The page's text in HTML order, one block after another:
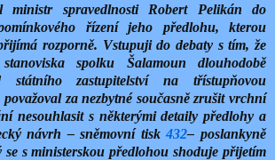
ministr spravedlnosti Robert Pelikán do
řízení jeho předlohu, kterou
rozporně. Vstupuji do debaty s tím, že
spolku Šalamoun dlouhodobě
státního zastupitelství na třístupňovou
za nezbytné současně zrušit vrchní
nesouhlasit s některými detaily předlohy a
návrh – sněmovní tisk432– poslankyně
s ministerskou předlohou shoduje přijetím